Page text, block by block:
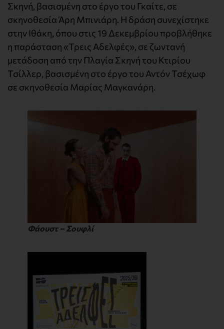
Σκηνή, βασισμένη στο έργο του Γκαίτε, σε
σκηνοθεσία Άρη Μπινιάρη. Η δράση συνεχίστηκε
στην Ιθάκη, όπου στις 19 Δεκεμβρίου προβλήθηκε
η παράσταση «Τρεις Αδελφές», σε ζωντανή
μετάδοση από την Πλαγία Σκηνή του Κτιρίου
Τσίλλερ, βασισμένη στο έργο του Αντόν Τσέχωφ
σε σκηνοθεσία Μαρίας Μαγκανάρη.
Φάουστ – Σουφλί